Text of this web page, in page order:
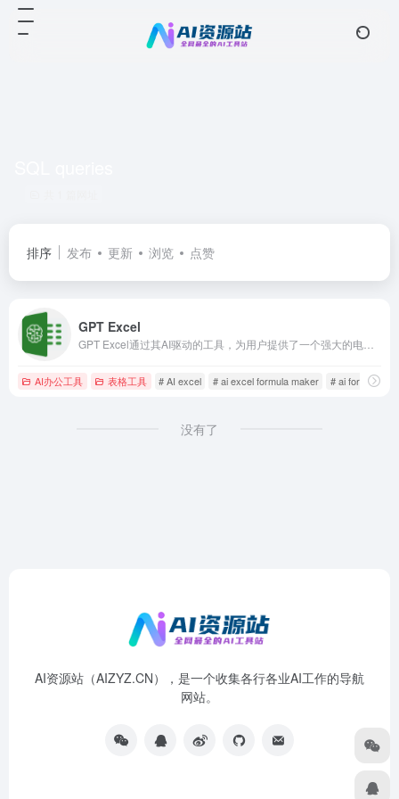
排序 发布 更新 浏览 点赞
GPT Excel
AI办公工具 表格工具 # AI excel # ai excel formula maker # ai formula
没有了
AI资源站（AIZYZ.CN），是一个收集各行各业AI工作的导航
网站。